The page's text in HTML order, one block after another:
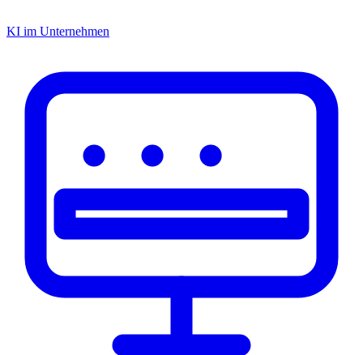
KI im Unternehmen